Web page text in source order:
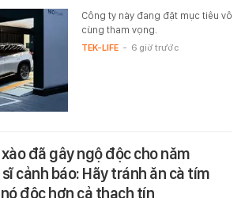
Công ty này đang đặt mục tiêu vô
cùng tham vọng.
TEK-LIFE - 6 giờ trước
đã gây ngộ độc cho năm
cảnh báo: Hãy tránh ăn cà tím
độc hơn cả thạch tín